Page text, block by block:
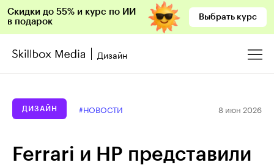
Скидки до 55% и курс по ИИ
в подарок
Выбрать курс
Дизайн
ДИЗАЙН #НОВОСТИ 8 июн 2026
Ferrari и HP представили